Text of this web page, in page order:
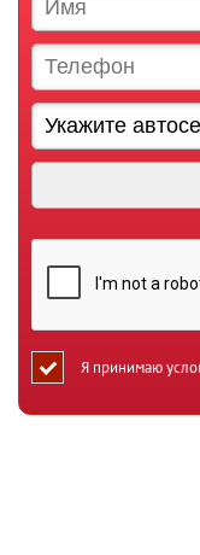
Я принимаю